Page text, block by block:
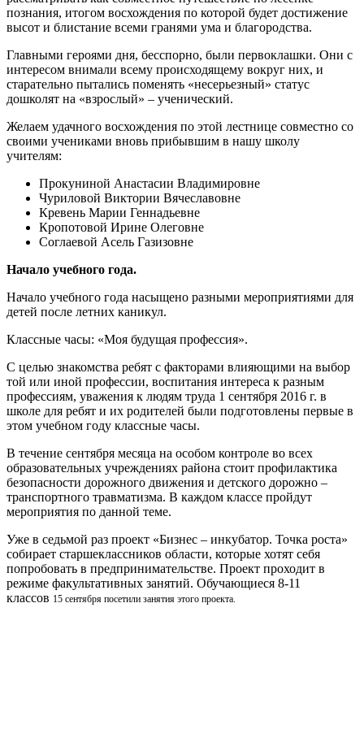
познания, итогом восхождения по которой будет достижение
высот и блистание всеми гранями ума и благородства.
Главными героями дня, бесспорно, были первоклашки. Они с
интересом внимали всему происходящему вокруг них, и
старательно пытались поменять «несерьезный» статус
дошколят на «взрослый» – ученический.
Желаем удачного восхождения по этой лестнице совместно со
своими учениками вновь прибывшим в нашу школу
учителям:
Прокуниной Анастасии Владимировне
Чуриловой Виктории Вячеславовне
Кревень Марии Геннадьевне
Кропотовой Ирине Олеговне
Соглаевой Асель Газизовне
Начало учебного года.
Начало учебного года насыщено разными мероприятиями для
детей после летних каникул.
Классные часы: «Моя будущая профессия».
С целью знакомства ребят с факторами влияющими на выбор
той или иной профессии, воспитания интереса к разным
профессиям, уважения к людям труда 1 сентября 2016 г. в
школе для ребят и их родителей были подготовлены первые в
этом учебном году классные часы.
В течение сентября месяца на особом контроле во всех
образовательных учреждениях района стоит профилактика
безопасности дорожного движения и детского дорожно –
транспортного травматизма. В каждом классе пройдут
мероприятия по данной теме.
Уже в седьмой раз проект «Бизнес – инкубатор. Точка роста»
собирает старшеклассников области, которые хотят себя
попробовать в предпринимательстве. Проект проходит в
режиме факультативных занятий. Обучающиеся 8-11
классов 15 сентября посетили занятия этого проекта.